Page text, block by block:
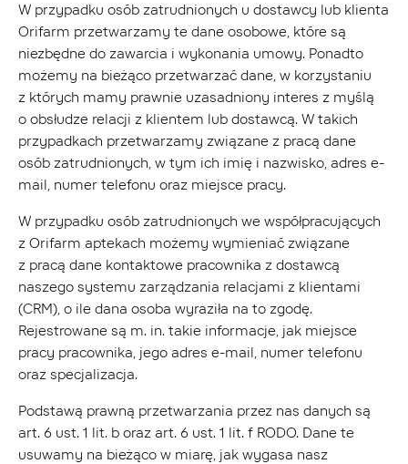
W przypadku osób zatrudnionych u dostawcy lub klienta
Orifarm przetwarzamy te dane osobowe, które są
niezbędne do zawarcia i wykonania umowy. Ponadto
możemy na bieżąco przetwarzać dane, w korzystaniu
z których mamy prawnie uzasadniony interes z myślą
o obsłudze relacji z klientem lub dostawcą. W takich
przypadkach przetwarzamy związane z pracą dane
osób zatrudnionych, w tym ich imię i nazwisko, adres e-
mail, numer telefonu oraz miejsce pracy.
W przypadku osób zatrudnionych we współpracujących
z Orifarm aptekach możemy wymieniać związane
z pracą dane kontaktowe pracownika z dostawcą
naszego systemu zarządzania relacjami z klientami
(CRM), o ile dana osoba wyraziła na to zgodę.
Rejestrowane są m. in. takie informacje, jak miejsce
pracy pracownika, jego adres e-mail, numer telefonu
oraz specjalizacja.
Podstawą prawną przetwarzania przez nas danych są
art. 6 ust. 1 lit. b oraz art. 6 ust. 1 lit. f RODO. Dane te
usuwamy na bieżąco w miarę, jak wygasa nasz